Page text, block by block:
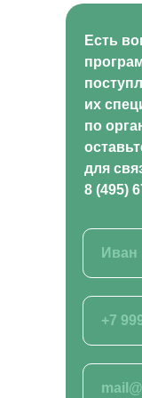
Есть
их
по
для
8 (495)
ул. Россошанская, д.
ОБРАТНЫЙ
Заказать
ВСЕ КУРСЫ
Рыбоводство
Растениеводство
Животноводство
Ветеринария
Хобби и бизнес
Ландшафтный
Фермерское
Курсы для